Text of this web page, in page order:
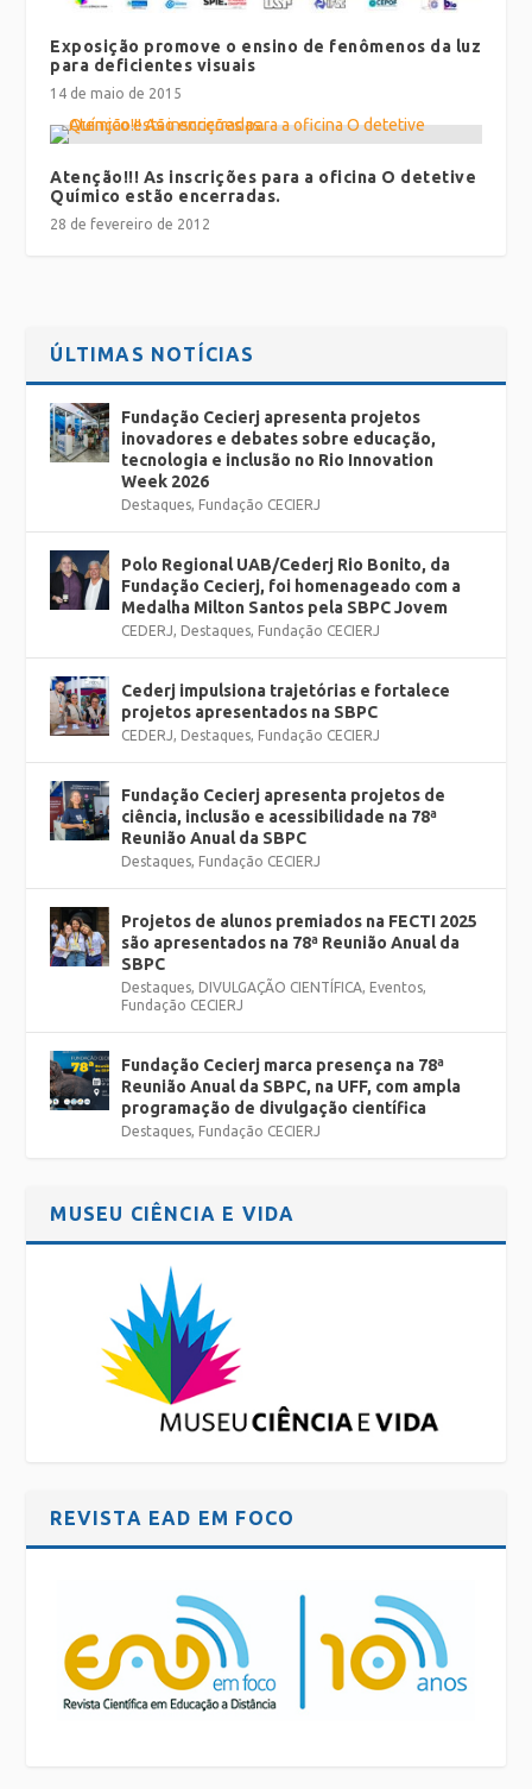
Exposição promove o ensino de fenômenos da luz
para deficientes visuais
14 de maio de 2015
Atenção!!! As inscrições para a oficina O detetive
Químico estão encerradas.
28 de fevereiro de 2012
ÚLTIMAS NOTÍCIAS
Fundação Cecierj apresenta projetos
inovadores e debates sobre educação,
tecnologia e inclusão no Rio Innovation
Week 2026
Destaques, Fundação CECIERJ
Polo Regional UAB/Cederj Rio Bonito, da
Fundação Cecierj, foi homenageado com a
Medalha Milton Santos pela SBPC Jovem
CEDERJ, Destaques, Fundação CECIERJ
Cederj impulsiona trajetórias e fortalece
projetos apresentados na SBPC
CEDERJ, Destaques, Fundação CECIERJ
Fundação Cecierj apresenta projetos de
ciência, inclusão e acessibilidade na 78ª
Reunião Anual da SBPC
Destaques, Fundação CECIERJ
Projetos de alunos premiados na FECTI 2025
são apresentados na 78ª Reunião Anual da
SBPC
Destaques, DIVULGAÇÃO CIENTÍFICA, Eventos,
Fundação CECIERJ
Fundação Cecierj marca presença na 78ª
Reunião Anual da SBPC, na UFF, com ampla
programação de divulgação científica
Destaques, Fundação CECIERJ
MUSEU CIÊNCIA E VIDA
REVISTA EAD EM FOCO